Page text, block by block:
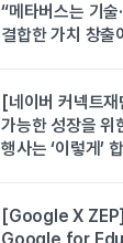
“메타버스는 기술
결합한 가치 창출
[네이버 커넥트
가능한 성장을 위
행사는 ‘이렇게’
[Google X